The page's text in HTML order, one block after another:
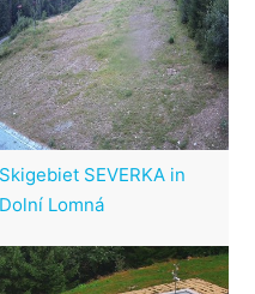
Skigebiet SEVERKA in
Dolní Lomná